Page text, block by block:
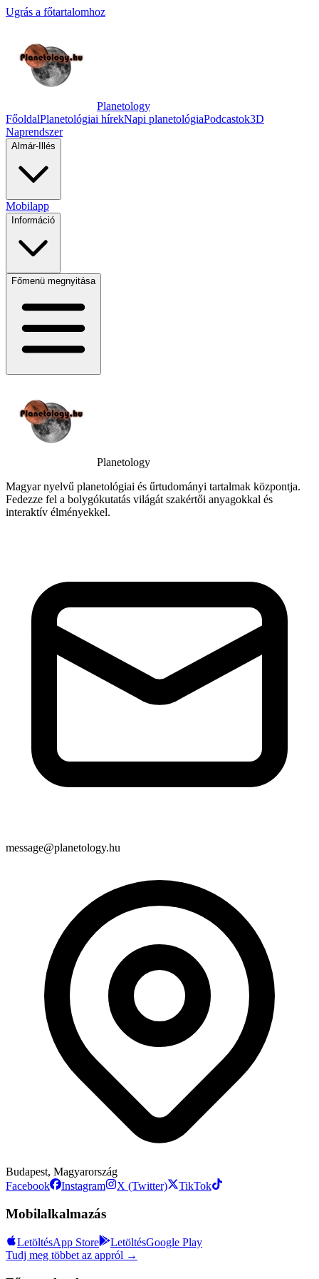
Ugrás a főtartalomhoz
Planetology
FőoldalPlanetológiai hírekNapi planetológiaPodcastok3D
Naprendszer
Almár-Illés
Mobilapp
Információ
Főmenü megnyitása
Planetology
Magyar nyelvű planetológiai és űrtudományi tartalmak központja.
Fedezze fel a bolygókutatás világát szakértői anyagokkal és
interaktív élményekkel.
message@planetology.hu
Budapest, Magyarország
Facebook
Instagram X (Twitter) TikTok
Mobilalkalmazás
LetöltésApp Store LetöltésGoogle Play
Tudj meg többet az appról →